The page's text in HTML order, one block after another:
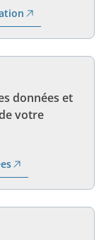
données et
votre